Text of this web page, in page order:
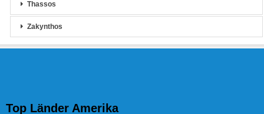
Thassos
Zakynthos
Top Länder Amerika